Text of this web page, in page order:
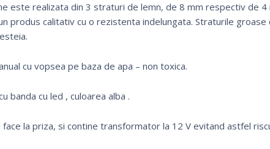
este realizata din 3 straturi de lemn, de 8 mm respectiv de
produs calitativ cu o rezistenta indelungata. Straturile
cu vopsea pe baza de apa – non toxica.
banda cu led , culoarea alba .
la priza, si contine transformator la 12 V evitand astfel